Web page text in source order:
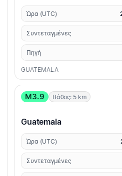
Ώρα (UTC)
Συντεταγμένες
Πηγή
GUATEMALA
M3.9 Βάθος: 5 km
Guatemala
Ώρα (UTC)
Συντεταγμένες